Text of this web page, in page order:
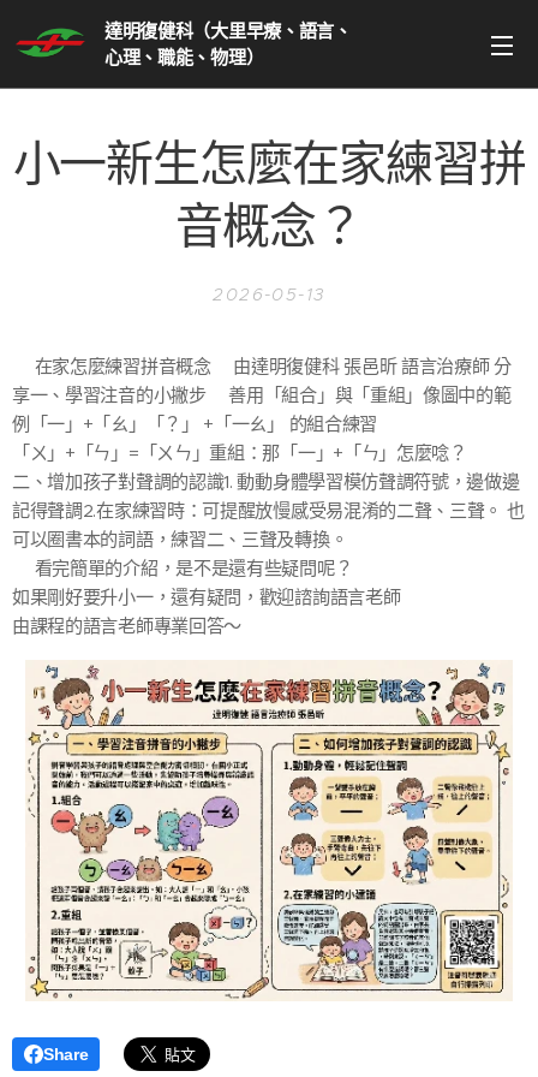
達明復健科（大里早療、語言、
心理、職能、物理）
小一新生怎麼在家練習拼
音概念？
2026-05-13
🌟在家怎麼練習拼音概念🏷️由達明復健科 張邑昕 語言治療師 分
享一、學習注音的小撇步📖善用「組合」與「重組」像圖中的範
例「一」+「ㄠ」「？」 +「一ㄠ」 的組合練習
「ㄨ」+「ㄣ」=「ㄨㄣ」重組：那「一」+「ㄣ」怎麼唸？
二、增加孩子對聲調的認識1. 動動身體學習模仿聲調符號，邊做邊
記得聲調2.在家練習時：可提醒放慢感受易混淆的二聲、三聲。 也
可以圈書本的詞語，練習二、三聲及轉換。
👀看完簡單的介紹，是不是還有些疑問呢？
如果剛好要升小一，還有疑問，歡迎諮詢語言老師
由課程的語言老師專業回答～
Share